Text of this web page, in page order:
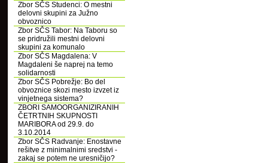
Zbor SČS Studenci: O mestni
delovni skupini za Južno
obvoznico
Zbor SČS Tabor: Na Taboru so
se pridružili mestni delovni
skupini za komunalo
Zbor SČS Magdalena: V
Magdaleni še naprej na temo
solidarnosti
Zbor SČS Pobrežje: Bo del
obvoznice skozi mesto izvzet iz
vinjetnega sistema?
ZBORI SAMOORGANIZIRANIH
ČETRTNIH SKUPNOSTI
MARIBORA od 29.9. do
3.10.2014
Zbor SČS Radvanje: Enostavne
rešitve z minimalnimi sredstvi -
zakaj se potem ne uresničijo?